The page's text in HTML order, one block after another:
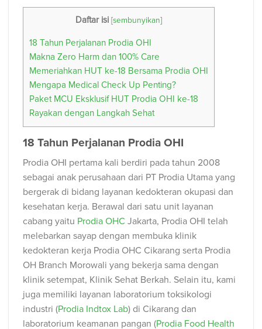
Daftar isi [sembunyikan]
18 Tahun Perjalanan Prodia OHI
Makna Zero Harm dan 100% Care
Memeriahkan HUT ke-18 Bersama Prodia OHI
Mengapa Medical Check Up Penting?
Paket MCU Eksklusif HUT Prodia OHI ke-18
Rayakan dengan Langkah Sehat
18 Tahun Perjalanan Prodia OHI
Prodia OHI pertama kali berdiri pada tahun 2008
sebagai anak perusahaan dari PT Prodia Utama yang
bergerak di bidang layanan kedokteran okupasi dan
kesehatan kerja. Berawal dari satu unit layanan
cabang yaitu Prodia OHC Jakarta, Prodia OHI telah
melebarkan sayap dengan membuka klinik
kedokteran kerja Prodia OHC Cikarang serta Prodia
OH Branch Morowali yang bekerja sama dengan
klinik setempat, Klinik Sehat Berkah. Selain itu, kami
juga memiliki layanan laboratorium toksikologi
industri (Prodia Indtox Lab) di Cikarang dan
laboratorium keamanan pangan (Prodia Food Health